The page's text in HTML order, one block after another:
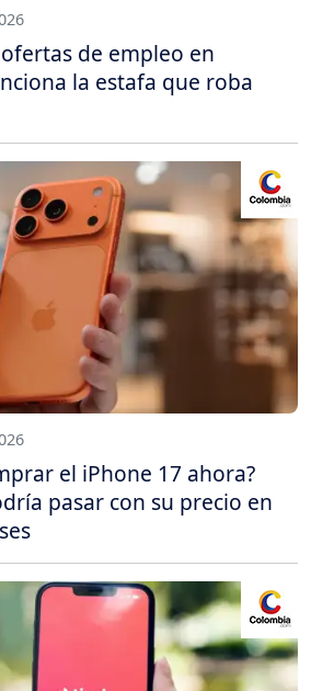
de empleo en
la estafa que roba
el iPhone 17 ahora?
pasar con su precio en